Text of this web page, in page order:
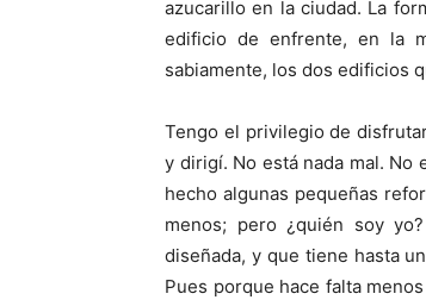
azucarillo en la ciudad. La
edificio de enfrente, en la
sabiamente, los dos edificios
Tengo el privilegio de
y dirigí. No está nada mal. No
hecho algunas pequeñas
menos; pero ¿quién soy
diseñada, y que tiene hasta
Pues porque hace falta